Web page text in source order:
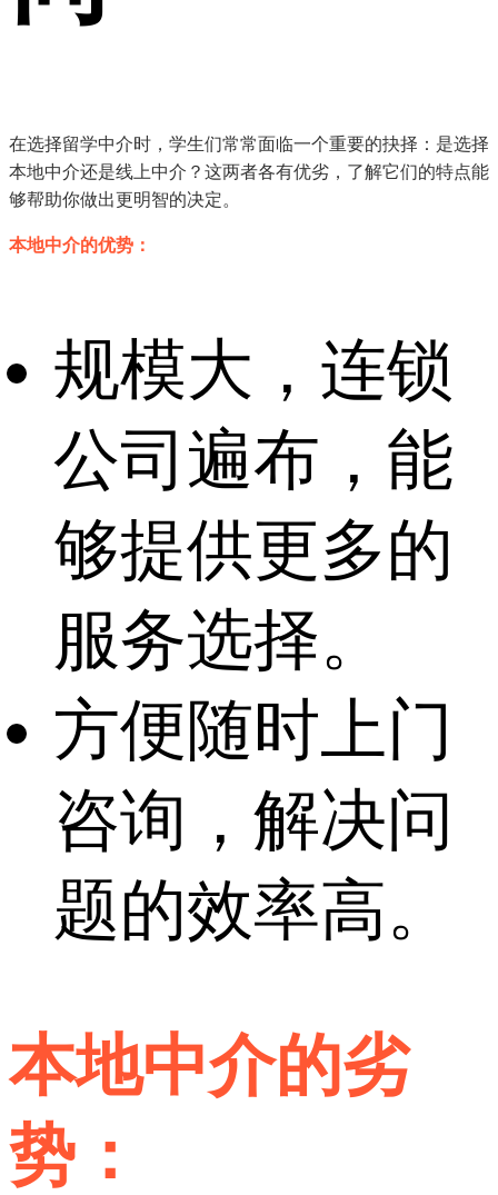
在选择留学中介时，学生们常常面临一个重要的抉择：是选择
本地中介还是线上中介？这两者各有优劣，了解它们的特点能
够帮助你做出更明智的决定。
本地中介的优势：
规模大，连锁
公司遍布，能
够提供更多的
服务选择。
方便随时上门
咨询，解决问
题的效率高。
本地中介的劣
势：